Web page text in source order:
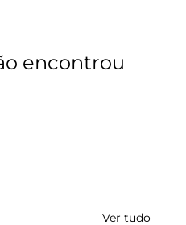
Ver tudo